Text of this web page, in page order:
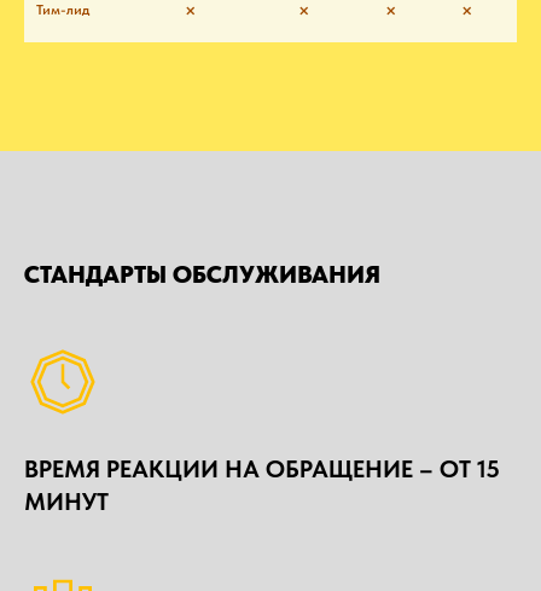
Тим-лид ⨉ ⨉ ⨉ ⨉
СТАНДАРТЫ ОБСЛУЖИВАНИЯ
ВРЕМЯ РЕАКЦИИ НА ОБРАЩЕНИЕ – ОТ 15
МИНУТ